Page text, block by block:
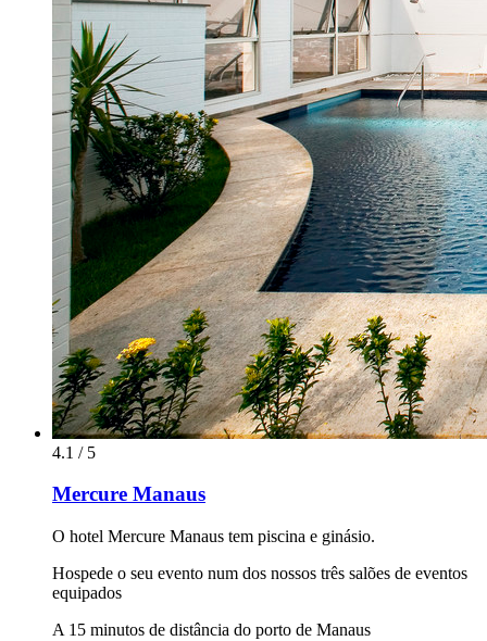
4.1 / 5
Mercure Manaus
O hotel Mercure Manaus tem piscina e ginásio.
Hospede o seu evento num dos nossos três salões de eventos
equipados
A 15 minutos de distância do porto de Manaus